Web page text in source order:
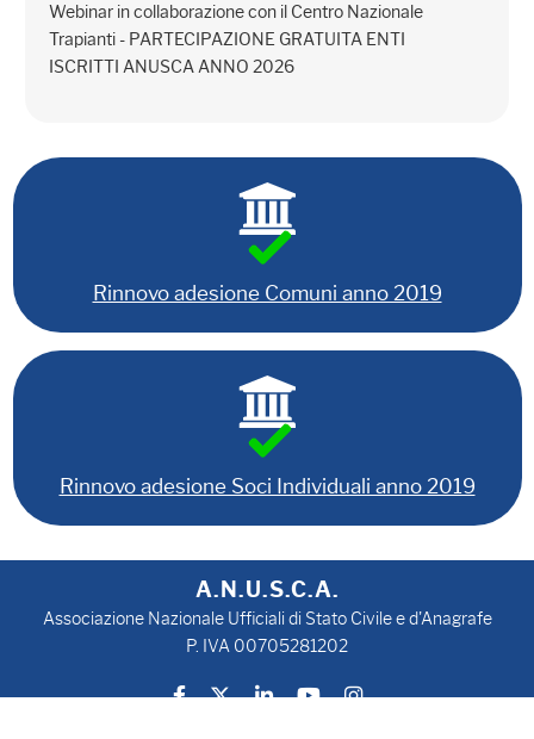
Webinar in collaborazione con il Centro Nazionale
Trapianti - PARTECIPAZIONE GRATUITA ENTI
ISCRITTI ANUSCA ANNO 2026
Rinnovo adesione Comuni anno 2019
Rinnovo adesione Soci Individuali anno 2019
A.N.U.S.C.A.
Associazione Nazionale Ufficiali di Stato Civile e d'Anagrafe
P. IVA 00705281202